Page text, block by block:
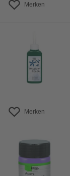
Merken
Merken